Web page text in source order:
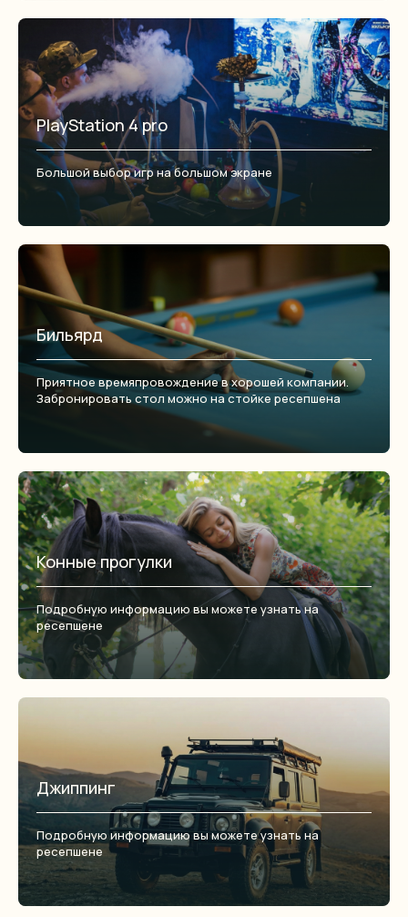
PlayStation 4 pro
Большой выбор игр на большом экране
Бильярд
Приятное времяпровождение в хорошей компании.
Забронировать стол можно на стойке ресепшена
Конные прогулки
Подробную информацию вы можете узнать на
ресепшене
Джиппинг
Подробную информацию вы можете узнать на
ресепшене